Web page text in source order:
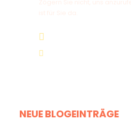
NEUE BLOGEINTRÄGE